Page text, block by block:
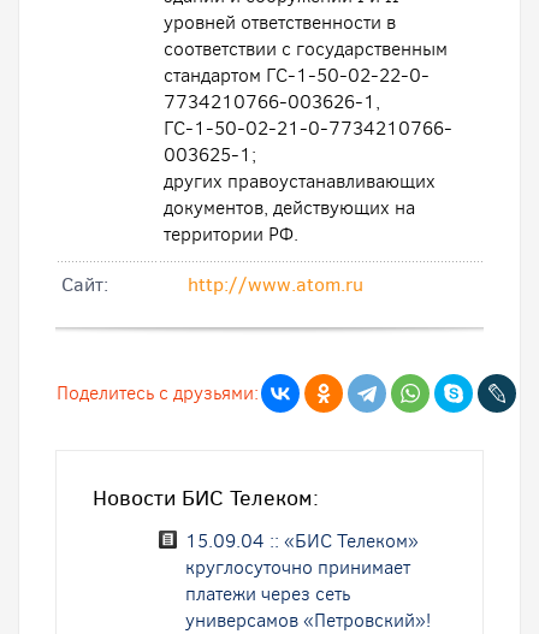
уровней ответственности в
соответствии с государственным
стандартом ГС-1-50-02-22-0-
7734210766-003626-1,
ГС-1-50-02-21-0-7734210766-
003625-1;
других правоустанавливающих
документов, действующих на
территории РФ.
Cайт:
http://www.atom.ru
Поделитесь с друзьями:
Новости БИС Телеком:
15.09.04 :: «БИС Телеком»
круглосуточно принимает
платежи через сеть
универсамов «Петровский»!